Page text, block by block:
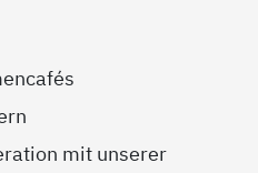
mit unserer